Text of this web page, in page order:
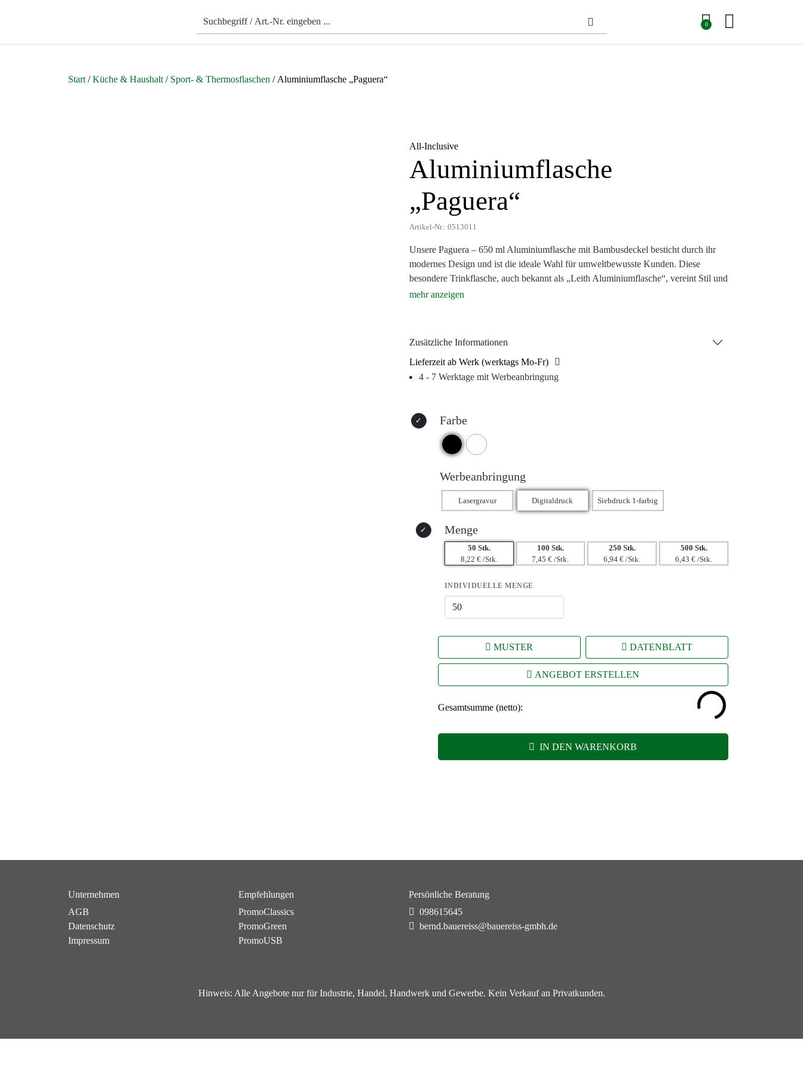
0
Start /Küche & Haushalt / Sport- & Thermosflaschen / Aluminiumflasche „Paguera“
All-Inclusive
Aluminiumflasche
„Paguera“
Artikel-Nr.: 0513011
Unsere Paguera – 650 ml Aluminiumflasche mit Bambusdeckel besticht durch ihr
modernes Design und ist die ideale Wahl für umweltbewusste Kunden. Diese
besondere Trinkflasche, auch bekannt als „Leith Aluminiumflasche“, vereint Stil und
Nachhaltigkeit. Der Bambusdeckel unterstreicht den nachhaltigen Charakter und
von Hand zu reinigen.
Zusätzliche Informationen
Lieferzeit ab Werk (werktags Mo-Fr)
4 - 7 Werktage mit Werbeanbringung
Farbe
Werbeanbringung
Menge
50 Stk.
8,22 € /Stk.
100 Stk.
7,45 € /Stk.
250 Stk.
6,94 € /Stk.
500 Stk.
6,43 € /Stk.
INDIVIDUELLE MENGE
MUSTER DATENBLATT
ANGEBOT ERSTELLEN
Gesamtsumme (netto):
IN DEN WARENKORB
Unternehmen
AGB
Datenschutz
Impressum
Empfehlungen
PromoClassics
PromoGreen
PromoUSB
Persönliche Beratung
098615645
bernd.bauereiss@bauereiss-gmbh.de
Hinweis: Alle Angebote nur für Industrie, Handel, Handwerk und Gewerbe. Kein Verkauf an Privatkunden.